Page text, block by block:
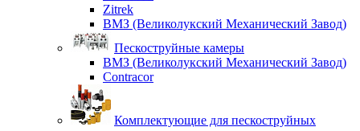
Zitrek
ВМЗ (Великолукский Механический Завод)
Пескоструйные камеры
ВМЗ (Великолукский Механический Завод)
Contracor
Комплектующие для пескоструйных